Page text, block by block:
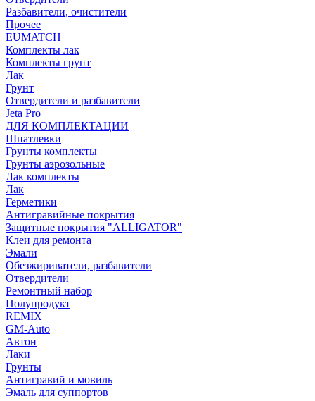
Разбавители, очистители
Прочее
EUMATCH
Комплекты лак
Комплекты грунт
Лак
Грунт
Отвердители и разбавители
Jeta Pro
ДЛЯ КОМПЛЕКТАЦИИ
Шпатлевки
Грунты комплекты
Грунты аэрозольные
Лак комплекты
Лак
Герметики
Антигравийные покрытия
Защитные покрытия "ALLIGATOR"
Клеи для ремонта
Эмали
Обезжириватели, разбавители
Отвердители
Ремонтный набор
Полупродукт
REMIX
GM-Auto
Автон
Лаки
Грунты
Антигравий и мовиль
Эмаль для суппортов